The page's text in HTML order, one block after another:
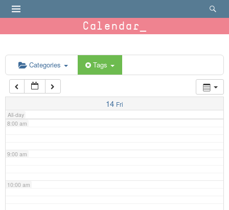
Calendar
Categories Tags
14 Fri
All-day
6:00 am
7:00 am
8:00 am
9:00 am
10:00 am